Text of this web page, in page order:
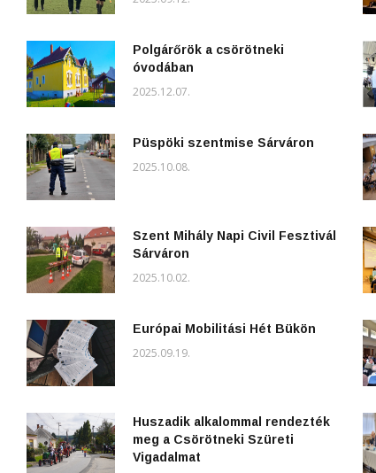
Polgárőrök a csörötneki
óvodában
2025.12.07.
Püspöki szentmise Sárváron
2025.10.08.
Szent Mihály Napi Civil Fesztivál
Sárváron
2025.10.02.
Európai Mobilitási Hét Bükön
2025.09.19.
Huszadik alkalommal rendezték
meg a Csörötneki Szüreti
Vigadalmat